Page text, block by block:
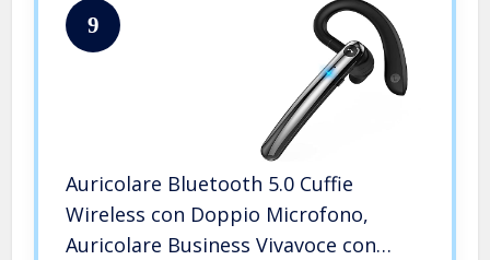
9
Auricolare Bluetooth 5.0 Cuffie
Wireless con Doppio Microfono,
Auricolare Business Vivavoce con